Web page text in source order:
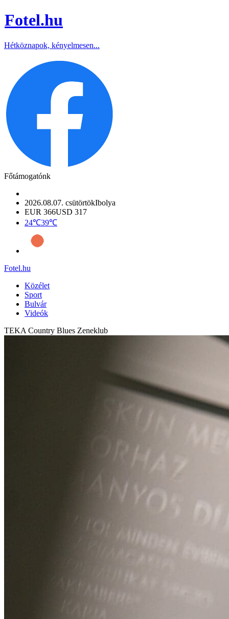
Fotel.hu
Hétköznapok, kényelmesen...
Főtámogatónk
2026.08.07. csütörtökIbolya
EUR 366USD 317
24℃39℃
Fotel.hu
Közélet
Sport
Bulvár
Videók
TEKA Country Blues Zeneklub